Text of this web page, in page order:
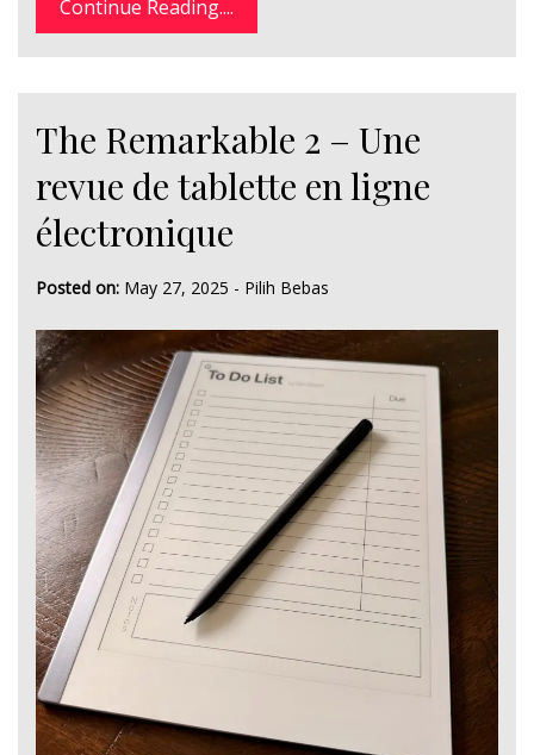
Continue Reading....
The Remarkable 2 – Une
revue de tablette en ligne
électronique
Posted on: May 27, 2025 - Pilih Bebas